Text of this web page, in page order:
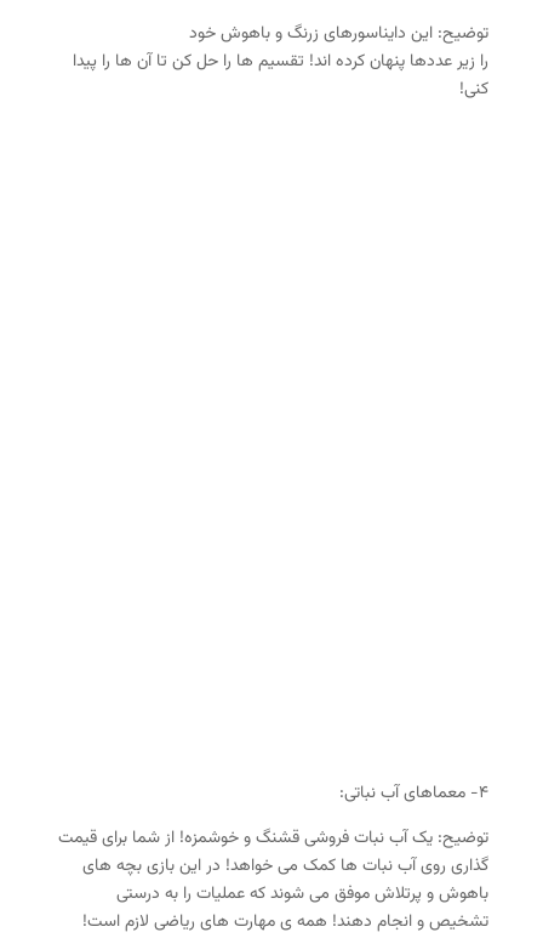
توضیح: این دایناسورهای زرنگ و باهوش خود
را زیر عددها پنهان کرده اند! تقسیم ها را حل کن تا آن ها را پیدا
کنی!
۴- معماهای آب نباتی:
توضیح: یک آب ‌نبات فروشی قشنگ و خوشمزه! از شما برای قیمت
گذاری روی آب‌ نبات ها کمک می خواهد! در این بازی بچه های
باهوش و پرتلاش موفق می شوند که عملیات را به درستی
تشخیص و انجام دهند! همه ی مهارت های ریاضی لازم است!